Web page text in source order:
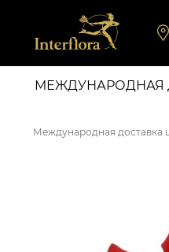
МЕЖДУНАРОДНАЯ
Международная доставка